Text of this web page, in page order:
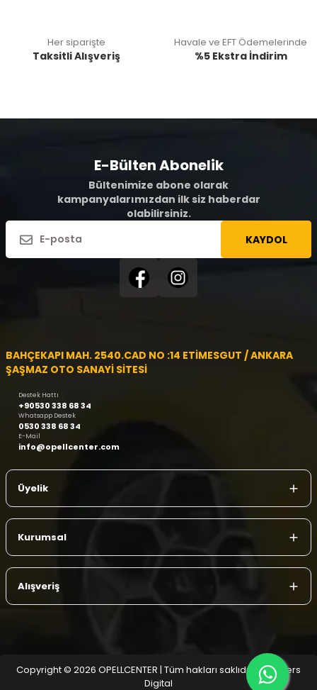
Her siparişte
Taksitli Alışveriş
Havale ve EFT Ödemelerinde
%5 Ekstra İndirim
E-Bülten Abonelik
Bültenimize abone olarak
kampanyalarımızdan ilk siz haberdar
olabilirsiniz.
KAYDOL
BAHÇEKAPI MAH. 2540.CAD NO :14 ETİMESGUT / ANKARA
ŞAŞMAZ OTO SANAYİ SİTESİ
Destek Hattı
+90530 338 68 34
Whatsapp Destek
0530 338 68 34
E-Mail
info@opellcenter.com
Üyelik
Kurumsal
Alışveriş
Copyright © 2026 OPELLCENTER | Tüm hakları saklıdır.
| Reliefers
Digital